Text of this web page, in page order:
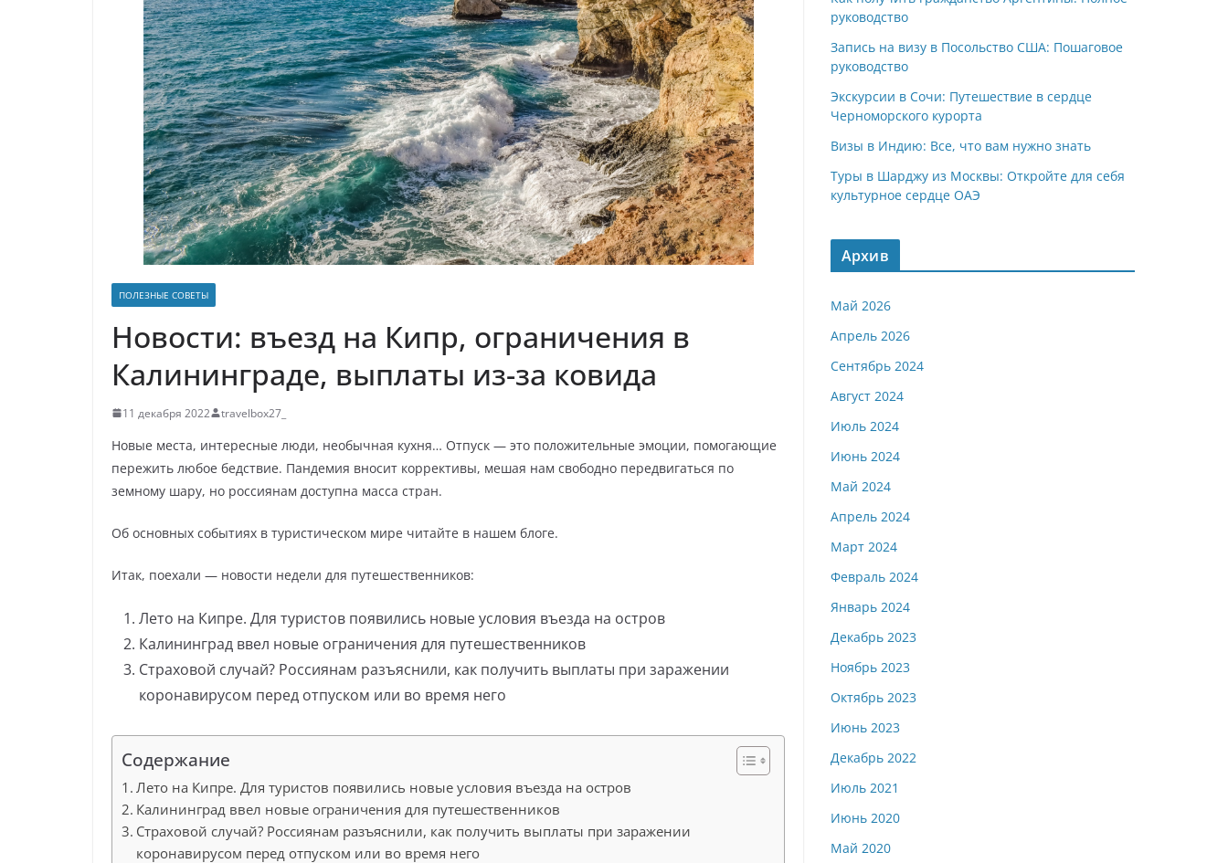
ПОЛЕЗНЫЕ СОВЕТЫ
Новости: въезд на Кипр, ограничения в
Калининграде, выплаты из-за ковида
11 декабря 2022 travelbox27_
Новые места, интересные люди, необычная кухня… Отпуск — это положительные эмоции, помогающие
пережить любое бедствие. Пандемия вносит коррективы, мешая нам свободно передвигаться по
земному шару, но россиянам доступна масса стран.
Об основных событиях в туристическом мире читайте в нашем блоге.
Итак, поехали — новости недели для путешественников:
Лето на Кипре. Для туристов появились новые условия въезда на остров
Калининград ввел новые ограничения для путешественников
Страховой случай? Россиянам разъяснили, как получить выплаты при заражении
коронавирусом перед отпуском или во время него
Содержание
Лето на Кипре. Для туристов появились новые условия въезда на остров
Калининград ввел новые ограничения для путешественников
Страховой случай? Россиянам разъяснили, как получить выплаты при заражении
коронавирусом перед отпуском или во время него
руководство
Запись на визу в Посольство США: Пошаговое
руководство
Экскурсии в Сочи: Путешествие в сердце
Черноморского курорта
Визы в Индию: Все, что вам нужно знать
Туры в Шарджу из Москвы: Откройте для себя
культурное сердце ОАЭ
Архив
Май 2026
Апрель 2026
Сентябрь 2024
Август 2024
Июль 2024
Июнь 2024
Май 2024
Апрель 2024
Март 2024
Февраль 2024
Январь 2024
Декабрь 2023
Ноябрь 2023
Октябрь 2023
Июнь 2023
Декабрь 2022
Июль 2021
Июнь 2020
Май 2020